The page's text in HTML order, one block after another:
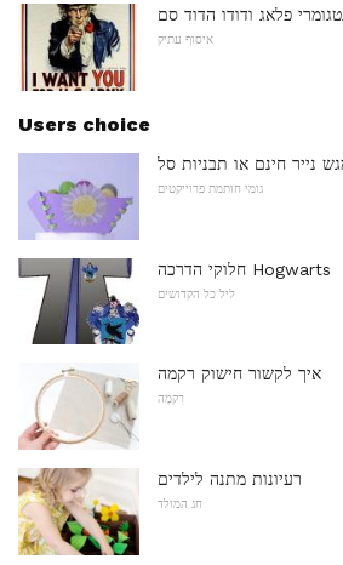
פלאג ודודו הדוד סם
איסוף עתיק
Users choice
נייר חינם או תבניות סל
גומי חותמת פרוייקטים
חלוקי הדרכה Hogwarts
ליל כל הקדושים
איך לקשור חישוק רקמה
רִקמָה
רעיונות מתנה לילדים
חג המולד